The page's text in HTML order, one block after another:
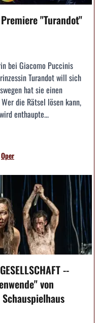
Premiere "Turandot"
bei Giacomo Puccinis
Turandot will sich
hat sie einen
die Rätsel lösen kann,
enthaupte...
Oper
--
von